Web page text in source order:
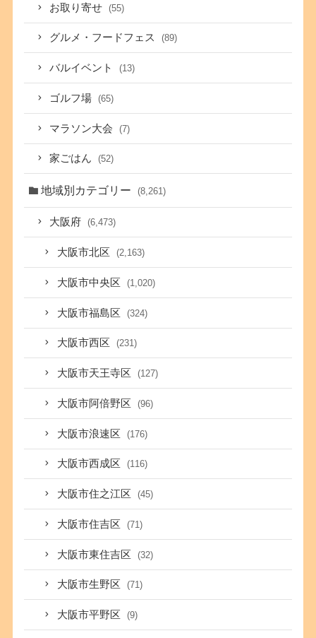
お取り寄せ (55)
グルメ・フードフェス (89)
バルイベント (13)
ゴルフ場 (65)
マラソン大会 (7)
家ごはん (52)
地域別カテゴリー (8,261)
大阪府 (6,473)
大阪市北区 (2,163)
大阪市中央区 (1,020)
大阪市福島区 (324)
大阪市西区 (231)
大阪市天王寺区 (127)
大阪市阿倍野区 (96)
大阪市浪速区 (176)
大阪市西成区 (116)
大阪市住之江区 (45)
大阪市住吉区 (71)
大阪市東住吉区 (32)
大阪市生野区 (71)
大阪市平野区 (9)